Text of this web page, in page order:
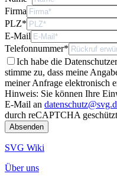
Firma
PLZ*
E-Mail
Telefonnummer*
Ich habe die
stimme zu, dass meine
meiner Anfrage elektronisch
Hinweis: Sie können Ihre
E-Mail an
durch reCAPTCHA
SVG Wiki
Über uns